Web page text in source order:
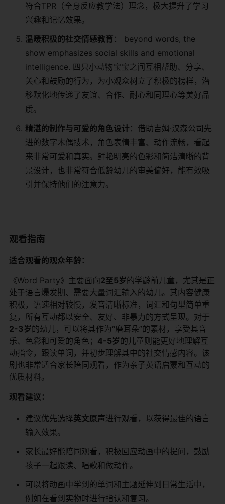
符合TPR（全身反应教学法）理念，极大提升了学习
兴趣和记忆效果。
​温暖积极的社交情感教育​ ​： beyond words, the
show emphasizes social skills and emotional
intelligence. 四只小动物宝宝之间互相帮助、分享、
关心和鼓励的行为，为小观众树立了积极的榜样，潜
移默化地传递了友谊、合作、耐心和同理心等美好品
质。
​精湛的制作与可爱的角色设计​ ​：借助吉姆·汉森公司先
进的数字木偶技术，角色表情丰富、动作流畅，看起
来非常可爱和真实。鲜艳明亮的色彩和简洁清晰的背
景设计，也非常符合低龄幼儿的审美偏好，能有效吸
引并保持他们的注意力。
观看指南
​适合观看的观众年龄：​
《Word Party》主要面向​​2至5岁​​的学龄前儿童，尤其是正
处于语言爆发期、需要大量词汇输入的幼儿。其内容健康
积极，语速相对较慢，发音清晰标准，词汇和句型简单重
复，所有互动都以安全、友好、非暴力的方式呈现。对于​
2-3岁​​的幼儿，可以将其作为“磨耳朵”的素材，享受其音
乐、色彩和可爱的角色；​ ​4-5岁​​的儿童则能更好地理解互
动指令，跟读单词，并初步理解其中的社交情感内容。该
剧也非常适合家长陪同观看，作为亲子英语启蒙和互动的
优质材料。
​观看建议：​
建议优先选择​​英文原声​​进行观看，以获得最佳的语言
输入效果。
家长最好能陪同观看，积极回应动画中的提问，鼓励
孩子一起跟读、唱歌和做动作。
可以将动画中学到的单词和主题延伸到日常生活中，
例如在看到实物时进行指认和复习。